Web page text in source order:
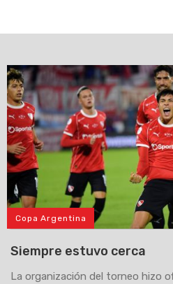
Copa Argentina
Siempre estuvo cerca
La organización del torneo hizo